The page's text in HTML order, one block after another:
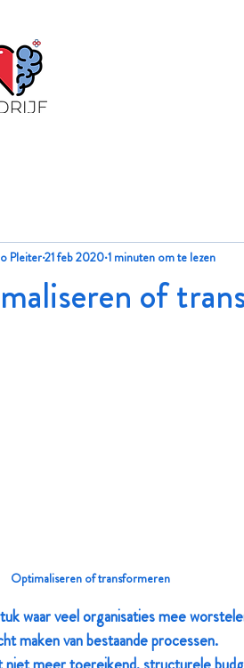
of
Pleiter21 feb 2020 1 minuten om te lezen
Optimaliseren of transformeren
waar veel organisaties mee
maken van bestaande processen.